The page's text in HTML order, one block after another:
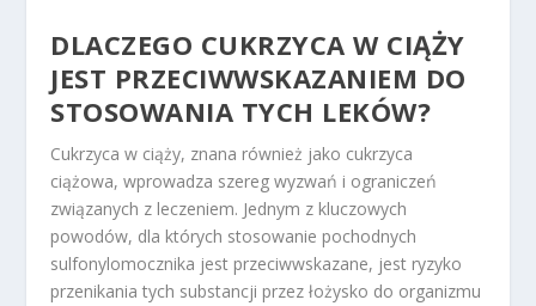
DLACZEGO CUKRZYCA W CIĄŻY
JEST PRZECIWWSKAZANIEM DO
STOSOWANIA TYCH LEKÓW?
Cukrzyca w ciąży, znana również jako cukrzyca
ciążowa, wprowadza szereg wyzwań i ograniczeń
związanych z leczeniem. Jednym z kluczowych
powodów, dla których stosowanie pochodnych
sulfonylomocznika jest przeciwwskazane, jest ryzyko
przenikania tych substancji przez łożysko do organizmu